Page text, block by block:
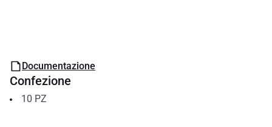
Documentazione
Confezione
10 PZ